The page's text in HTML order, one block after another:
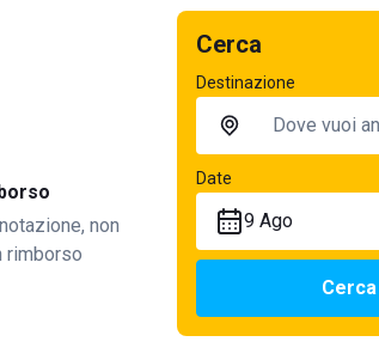
non
rimborso
Cerca
Destinazione
Date
9 Ago
Cerca